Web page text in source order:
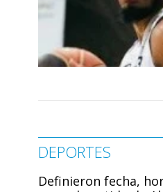
DEPORTES
Definieron fecha,